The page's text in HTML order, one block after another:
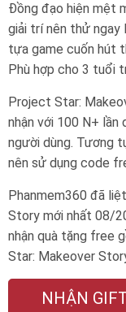
Đồng đạo hiện mệt
giải trí nên thử
tựa game cuốn hút
Phù hợp cho 3 tuổi
Project Star:
nhận với 100 N+ lần
người dùng. Tương
nên sử dụng code
Phanmem360 đã
Story mới nhất 08/
nhận quà tặng free
Star: Makeover
NHẬN